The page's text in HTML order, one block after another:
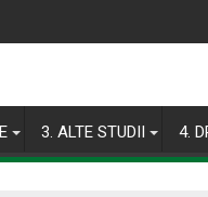
3. ALTE STUDII 4.